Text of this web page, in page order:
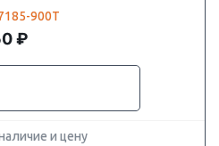
900T
₽
и цену